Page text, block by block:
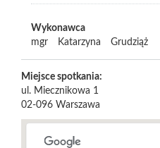
Wykonawca
mgr
Katarzyna Grudziąż
Miejsce spotkania:
ul. Miecznikowa 1
02-096 Warszawa